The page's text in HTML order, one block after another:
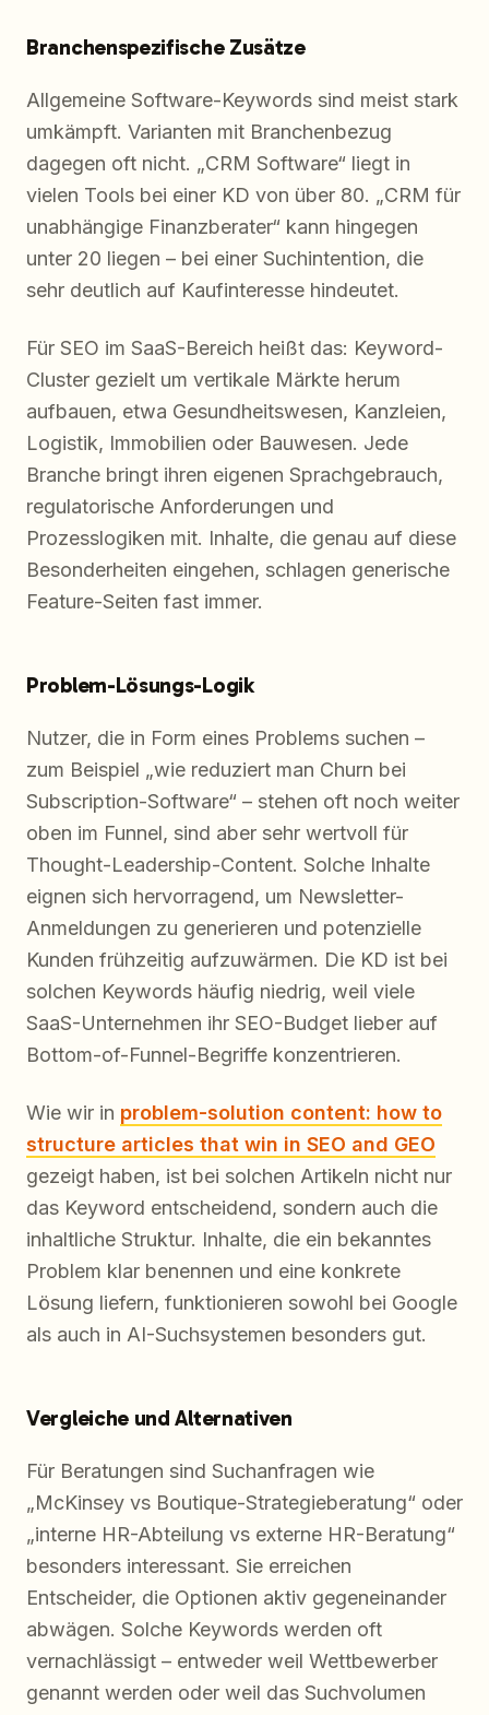
Branchenspezifische Zusätze
Allgemeine Software-Keywords sind meist stark
umkämpft. Varianten mit Branchenbezug
dagegen oft nicht. „CRM Software“ liegt in
vielen Tools bei einer KD von über 80. „CRM für
unabhängige Finanzberater“ kann hingegen
unter 20 liegen – bei einer Suchintention, die
sehr deutlich auf Kaufinteresse hindeutet.
Für SEO im SaaS-Bereich heißt das: Keyword-
Cluster gezielt um vertikale Märkte herum
aufbauen, etwa Gesundheitswesen, Kanzleien,
Logistik, Immobilien oder Bauwesen. Jede
Branche bringt ihren eigenen Sprachgebrauch,
regulatorische Anforderungen und
Prozesslogiken mit. Inhalte, die genau auf diese
Besonderheiten eingehen, schlagen generische
Feature-Seiten fast immer.
Problem-Lösungs-Logik
Nutzer, die in Form eines Problems suchen –
zum Beispiel „wie reduziert man Churn bei
Subscription-Software“ – stehen oft noch weiter
oben im Funnel, sind aber sehr wertvoll für
Thought-Leadership-Content. Solche Inhalte
eignen sich hervorragend, um Newsletter-
Anmeldungen zu generieren und potenzielle
Kunden frühzeitig aufzuwärmen. Die KD ist bei
solchen Keywords häufig niedrig, weil viele
SaaS-Unternehmen ihr SEO-Budget lieber auf
Bottom-of-Funnel-Begriffe konzentrieren.
Wie wir in problem-solution content: how to
structure articles that win in SEO and GEO
gezeigt haben, ist bei solchen Artikeln nicht nur
das Keyword entscheidend, sondern auch die
inhaltliche Struktur. Inhalte, die ein bekanntes
Problem klar benennen und eine konkrete
Lösung liefern, funktionieren sowohl bei Google
als auch in AI-Suchsystemen besonders gut.
Vergleiche und Alternativen
Für Beratungen sind Suchanfragen wie
„McKinsey vs Boutique-Strategieberatung“ oder
„interne HR-Abteilung vs externe HR-Beratung“
besonders interessant. Sie erreichen
Entscheider, die Optionen aktiv gegeneinander
abwägen. Solche Keywords werden oft
vernachlässigt – entweder weil Wettbewerber
genannt werden oder weil das Suchvolumen